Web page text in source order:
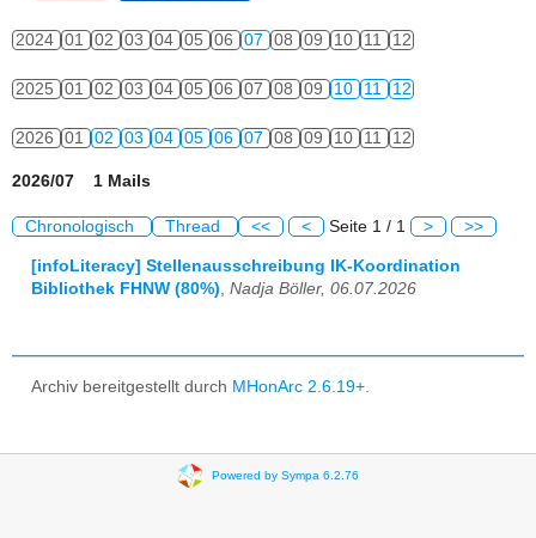
2024 01 02 03 04 05 06 07 08 09 10 11 12
2025 01 02 03 04 05 06 07 08 09 10 11 12
2026 01 02 03 04 05 06 07 08 09 10 11 12
2026/07 1 Mails
Chronologisch Thread << < Seite 1 / 1 > >>
[infoLiteracy] Stellenausschreibung IK-Koordination
Bibliothek FHNW (80%) Nadja Böller, 06.07.2026
Archiv bereitgestellt durch MHonArc 2.6.19+
Powered by Sympa 6.2.76